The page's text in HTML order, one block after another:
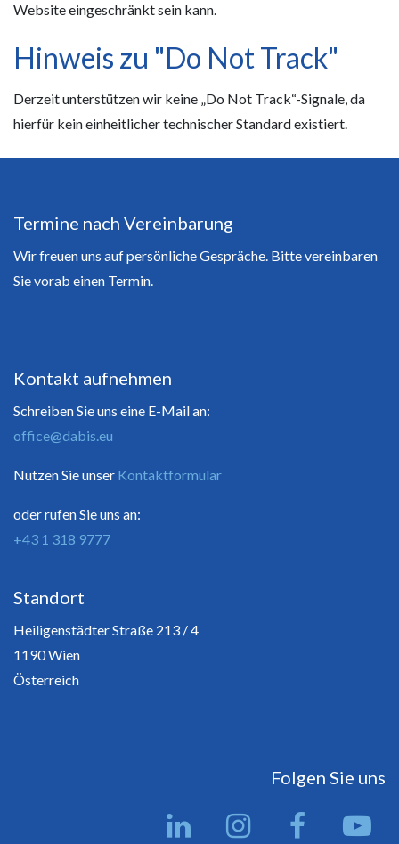
Website eingeschränkt sein kann.
Hinweis zu "Do Not Track"
Derzeit unterstützen wir keine „Do Not Track“-Signale, da
hierfür kein einheitlicher technischer Standard existiert.
Termine nach Vereinbarung
Wir freuen uns auf persönliche Gespräche. Bitte vereinbaren
Sie vorab einen Termin.
Kontakt aufnehmen
Schreiben Sie uns eine E-Mail an:
office@dabis.eu
Nutzen Sie unser Kontaktformular
oder rufen Sie uns an:
+43 1 318 9777
Standort
Heiligenstädter Straße 213 / 4
1190 Wien
Österreich
Folgen Sie uns